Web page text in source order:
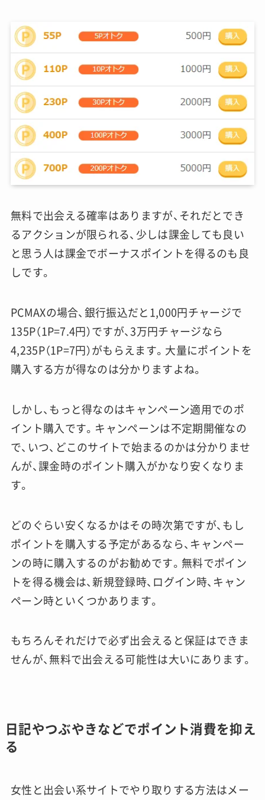
無料で出会える確率はありますが、それだとでき
るアクションが限られる、少しは課金しても良い
と思う人は課金でボーナスポイントを得るのも良
しです。
PCMAXの場合、銀行振込だと1,000円チャージで
135P（1P=7.4円）ですが、3万円チャージなら
4,235P（1P=7円）がもらえます。大量にポイントを
購入する方が得なのは分かりますよね。
しかし、もっと得なのはキャンペーン適用でのポ
イント購入です。キャンペーンは不定期開催なの
で、いつ、どこのサイトで始まるのかは分かりませ
んが、課金時のポイント購入がかなり安くなりま
す。
どのぐらい安くなるかはその時次第ですが、もし
ポイントを購入する予定があるなら、キャンペー
ンの時に購入するのがお勧めです。無料でポイン
トを得る機会は、新規登録時、ログイン時、キャン
ペーン時といくつかあります。
もちろんそれだけで必ず出会えると保証はできま
せんが、無料で出会える可能性は大いにあります。
日記やつぶやきなどでポイント消費を抑え
る
女性と出会い系サイトでやり取りする方法はメー